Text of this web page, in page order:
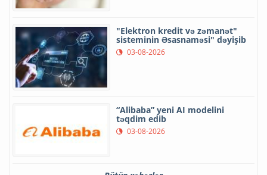
"Elektron kredit və zəmanət"
sisteminin Əsasnaməsi" dəyişib
03-08-2026
“Alibaba” yeni AI modelini
təqdim edib
03-08-2026